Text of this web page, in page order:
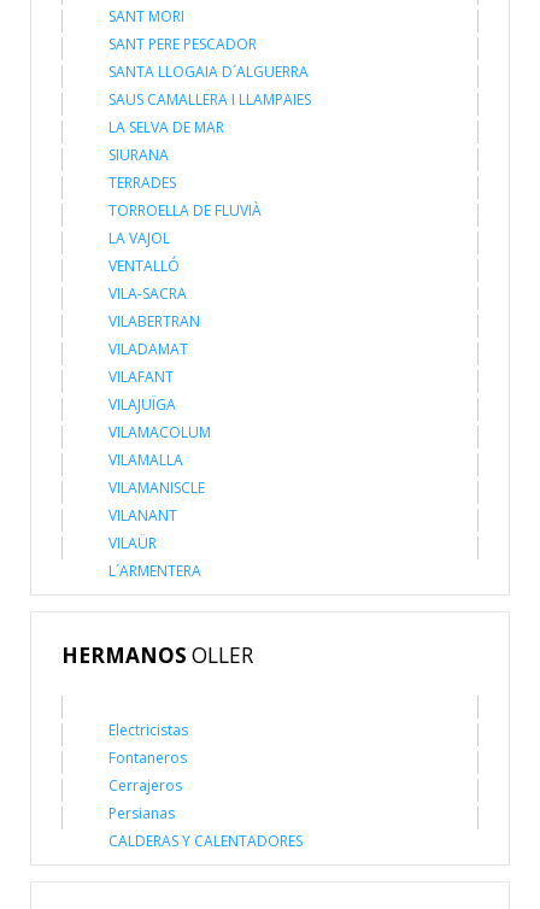
SANT MORI
SANT PERE PESCADOR
SANTA LLOGAIA D´ALGUERRA
SAUS CAMALLERA I LLAMPAIES
LA SELVA DE MAR
SIURANA
TERRADES
TORROELLA DE FLUVIÀ
LA VAJOL
VENTALLÓ
VILA-SACRA
VILABERTRAN
VILADAMAT
VILAFANT
VILAJUÏGA
VILAMACOLUM
VILAMALLA
VILAMANISCLE
VILANANT
VILAÜR
L´ARMENTERA
HERMANOS OLLER
Electricistas
Fontaneros
Cerrajeros
Persianas
CALDERAS Y CALENTADORES